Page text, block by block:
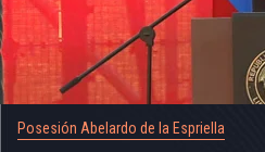
Posesión Abelardo de la Espriella